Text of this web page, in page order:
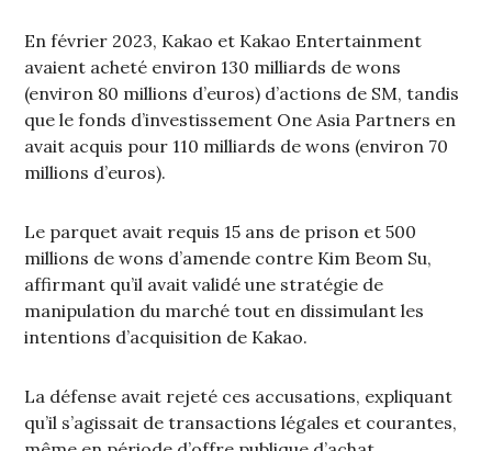
En février 2023, Kakao et Kakao Entertainment
avaient acheté environ 130 milliards de wons
(environ 80 millions d’euros) d’actions de SM, tandis
que le fonds d’investissement One Asia Partners en
avait acquis pour 110 milliards de wons (environ 70
millions d’euros).
Le parquet avait requis 15 ans de prison et 500
millions de wons d’amende contre Kim Beom Su,
affirmant qu’il avait validé une stratégie de
manipulation du marché tout en dissimulant les
intentions d’acquisition de Kakao.
La défense avait rejeté ces accusations, expliquant
qu’il s’agissait de transactions légales et courantes,